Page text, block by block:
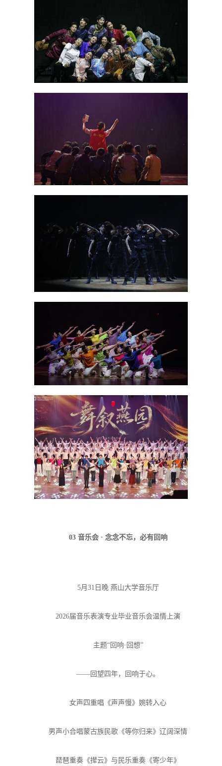
03 音乐会 · 念念不忘，必有回响
5月31日晚 燕山大学音乐厅
2026届音乐表演专业毕业音乐会温情上演
主题“回响·回想”
——回望四年，回响于心。
女声四重唱《声声慢》婉转入心
男声小合唱蒙古族民歌《等你归来》辽阔深情
琵琶重奏《撵云》与民乐重奏《寄少年》